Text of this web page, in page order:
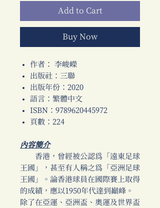
Add to Cart
Buy Now
作者： 李峻嶸
出版社：三聯
出版年份：2020
語言：繁體中文
ISBN：9789620445972
頁數：224
內容簡介
香港，曾經被公認為「遠東足球
王國」，甚至有人稱之為「亞洲足球
王國」。論香港球員在國際賽上取得
的成績，應以1950年代達到巔峰。
除了在亞運、亞洲盃、奧運及世界盃